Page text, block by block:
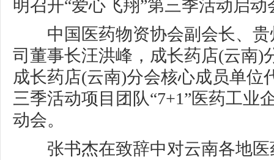
明召开“爱心飞翔”第三季活动启动
中国医药物资协会副会长、贵
司董事长汪洪峰，成长药店(云南)
成长药店(云南)分会核心成员单位
三季活动项目团队“7+1”医药工业
动会。
张书杰在致辞中对云南各地医